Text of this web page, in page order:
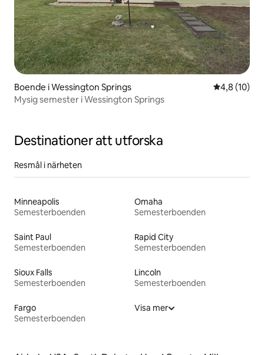
Boende i Wessington Springs 4,8 av 5 i
4,8 (10)
Mysig semester i Wessington Springs
Destinationer att utforska
Resmål i närheten
Minneapolis
Semesterboenden
Omaha
Semesterboenden
Saint Paul
Semesterboenden
Rapid City
Semesterboenden
Sioux Falls
Semesterboenden
Lincoln
Semesterboenden
Fargo
Semesterboenden
Visa mer